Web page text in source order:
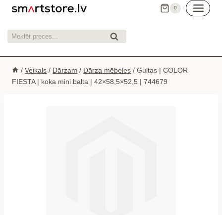
Skip
content
0
Meklēt: Meklēt
/ Veikals / Dārzam / Dārza mēbeles / Gultas | COLOR
FIESTA | koka mini balta | 42×58,5×52,5 | 744679